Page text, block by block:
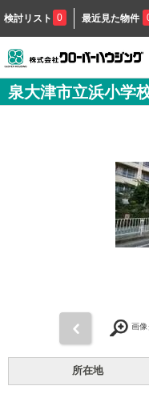
検討リスト 0 最近見た物件
泉大津市立浜小学
画像
所在地